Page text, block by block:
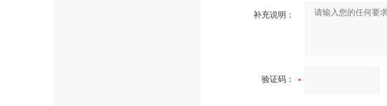
补充说明：
验证码：